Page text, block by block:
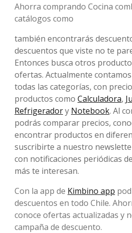
Ahorra comprando Cocina
catálogos como
también encontrarás
descuentos que viste no te
Entonces busca otros
ofertas. Actualmente
todas las categorías, con
productos como Calculadora,
Refrigeradory Notebook. Al
podrás comparar precios,
encontrar productos en
suscribirte a nuestro
con notificaciones periódicas
más te interesan.
Con la app de Kimbino app
descuentos en todo Chile.
conoce ofertas actualizadas y
campaña de descuento.